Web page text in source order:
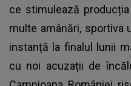
ce stimulează
multe amânări, sportiva
instanță la finalul lunii
cu noi acuzații de